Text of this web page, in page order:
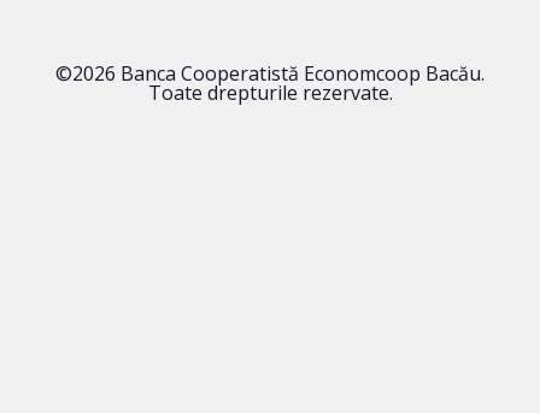
©2026 Banca Cooperatistă Economcoop Bacău.
Toate drepturile rezervate.